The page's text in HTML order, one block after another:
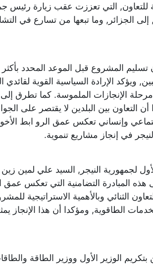
للتعاون, التي تعززت عقب زيارة رئيس
إلى الجزائر, وما تبعها من تسارع في
تسليم المشروع قبل الموعد المحدد
ويؤكد الإرادة السياسية القوية لقائدي
الإنجازات الملموسة. كما تطرق إلى
أن التعاون بين البلدين لا يقتصر على
وإنساني تعكس عمق الرو ابط
في إنجاز مشاريع تنموية.
لجمهورية النيجر, السيد علي لمين
المبادرة التضامنية التي تعكس عمق
الثنائي وبالأهمية الاستراتيجية
الطاقوية, ومؤكدا أن هذا
الوزير الأول ووزير الطاقة